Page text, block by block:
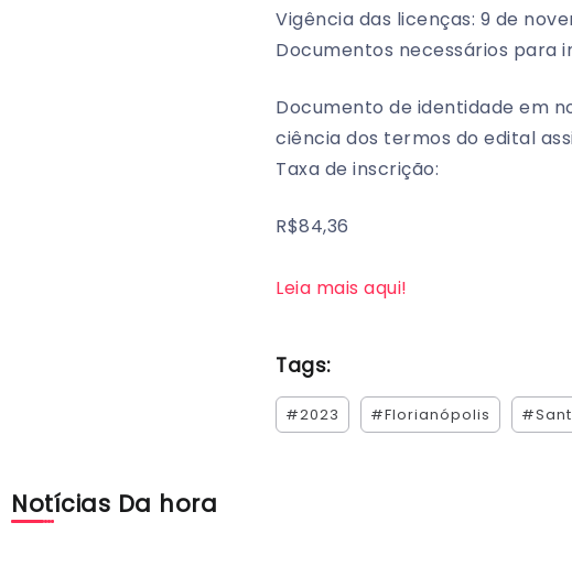
Vigência das licenças: 9 de
Documentos necessários para
Documento de identidade em
ciência dos termos do edital
Taxa de inscrição:
R$84,36
Leia mais aqui!
Tags:
#2023 #Florianópolis
Notícias Da hora